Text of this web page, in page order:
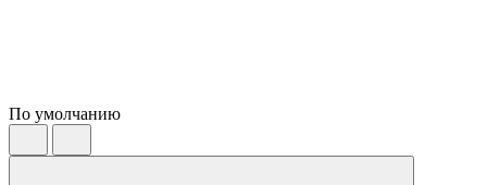
По умолчанию